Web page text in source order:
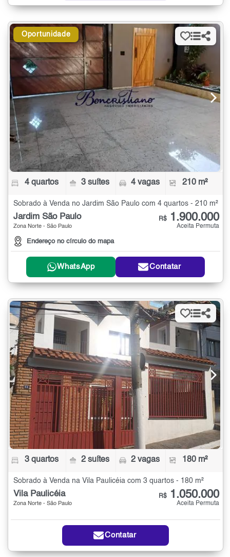
Oportunidade
4 quartos 3 suítes 4 vagas 210 m²
Sobrado à Venda no Jardim São Paulo com 4 quartos - 210 m²
Jardim São Paulo
Zona Norte - São Paulo
Endereço no círculo do mapa
R$ 1.900.000
Aceita Permuta
WhatsApp Contatar
3 quartos 2 suítes 2 vagas 180 m²
Sobrado à Venda na Vila Paulicéia com 3 quartos - 180 m²
Vila Paulicéia
Zona Norte - São Paulo
R$ 1.050.000
Aceita Permuta
Contatar